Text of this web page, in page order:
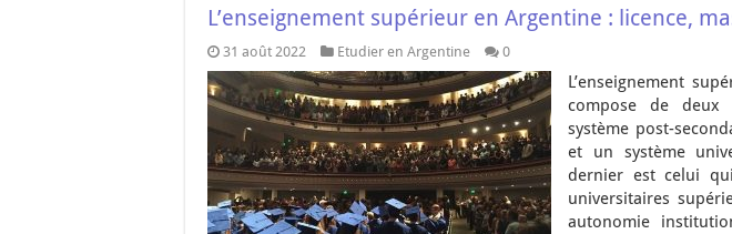
L’enseignement supérieur en Argentine : licence,
31 août 2022 Etudier en Argentine 0
L’enseignement
compose de deux
système post-
et un système
dernier est celui
universitaires
autonomie